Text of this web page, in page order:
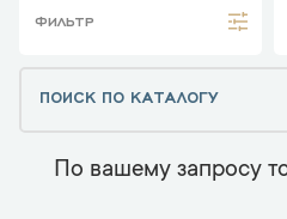
ФИЛЬТР
По вашему запросу